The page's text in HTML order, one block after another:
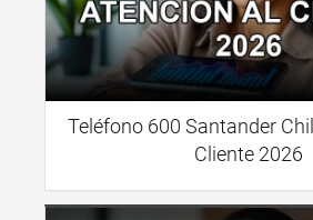
Teléfono 600 Santander
Cliente 2026